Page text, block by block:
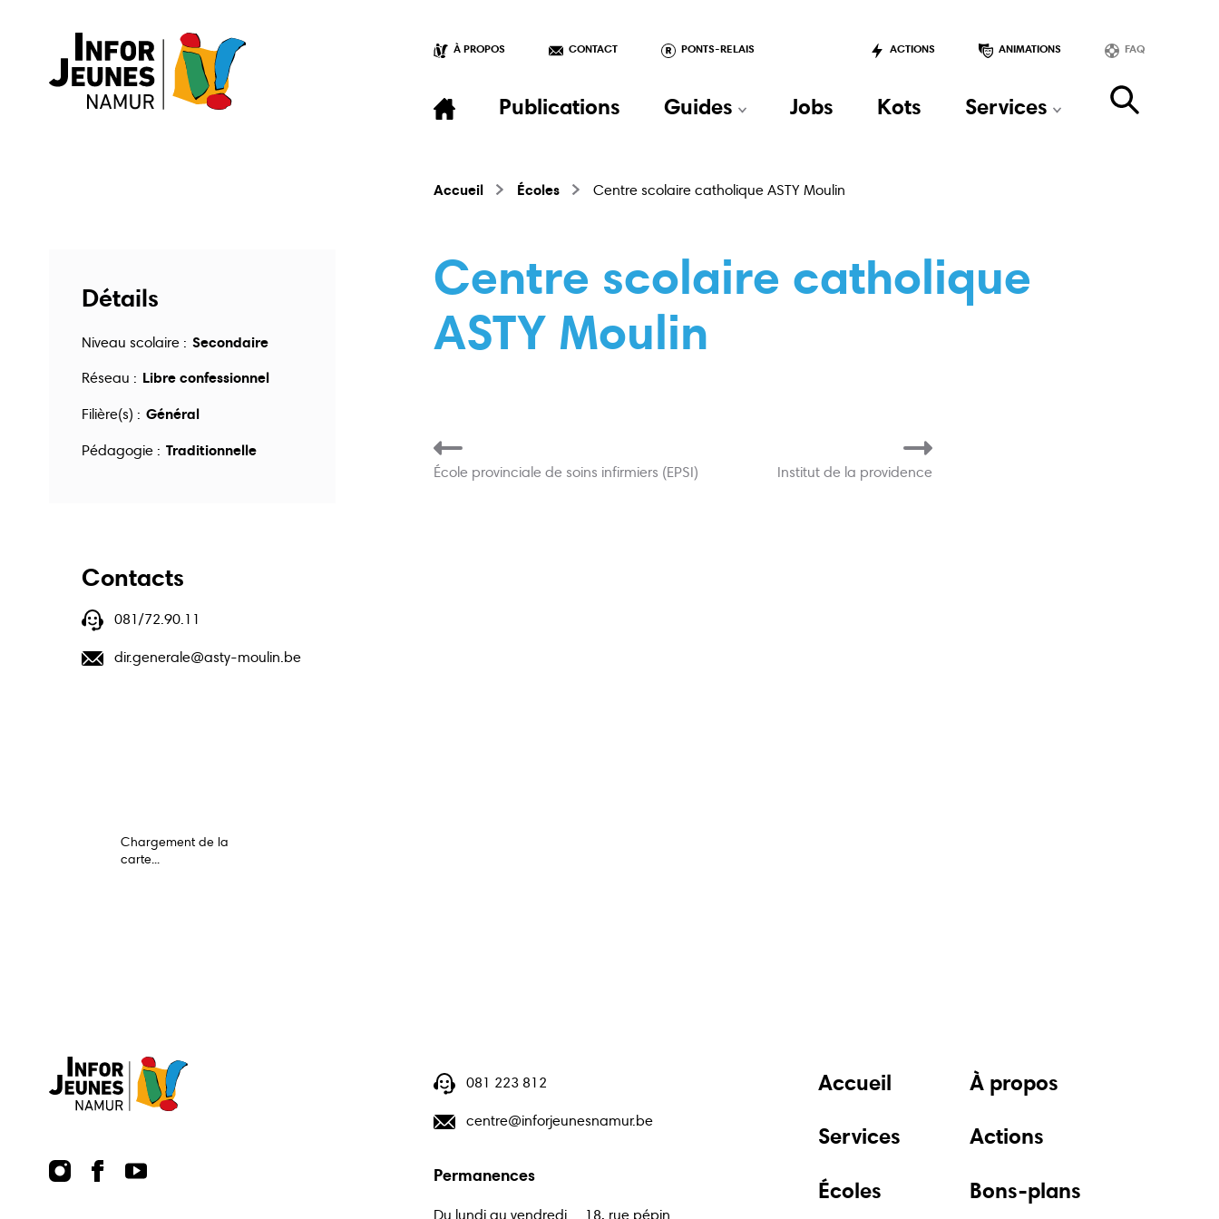
À PROPOS CONTACT PONTS-RELAIS ACTIONS ANIMATIONS FAQ
Publications Guides Jobs Kots Services
Accueil Écoles Centre scolaire catholique ASTY Moulin
Centre scolaire catholique
ASTY Moulin
École provinciale de soins infirmiers (EPSI) Institut de la providence
Détails
Niveau scolaire : Secondaire
Réseau : Libre confessionnel
Filière(s) : Général
Pédagogie : Traditionnelle
Contacts
081/72.90.11
dir.generale@asty-moulin.be
Chargement de la
carte...
081 223 812
centre@inforjeunesnamur.be
Permanences
Du lundi au vendredi 18, rue pépin
Accueil
À propos
Services
Actions
Écoles
Bons-plans